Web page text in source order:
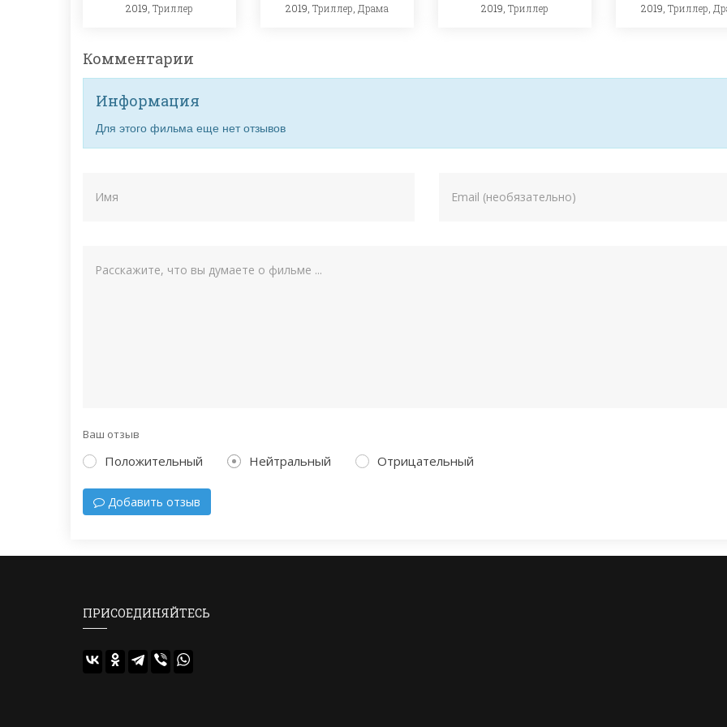
2019, Триллер 2019, Триллер Драма 2019, Триллер 2019, Триллер
Комментарии
Информация
Для этого фильма еще нет отзывов
Ваш отзыв
Положительный Нейтральный Отрицательный
Добавить отзыв
ПРИСОЕДИНЯЙТЕСЬ